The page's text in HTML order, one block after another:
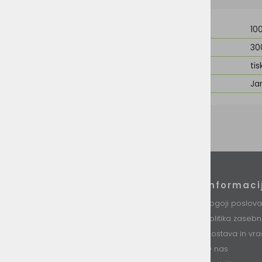
Pogoji
Politika
Dostava in
O nas